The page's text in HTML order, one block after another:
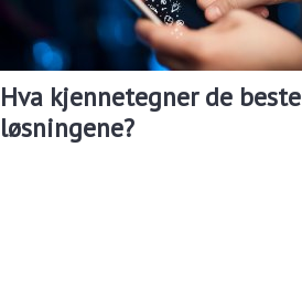
Hva kjennetegner de beste
løsningene?